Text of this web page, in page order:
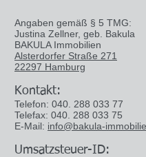
Angaben gemäß § 5 TMG:
Justina Zellner, geb. Bakula
BAKULA Immobilien
Alsterdorfer Straße 271
22297 Hamburg
Kontakt:
Telefon: 040. 288 033 77
Telefax: 040. 288 033 75
E-Mail: info@bakula-
Umsatzsteuer-ID: